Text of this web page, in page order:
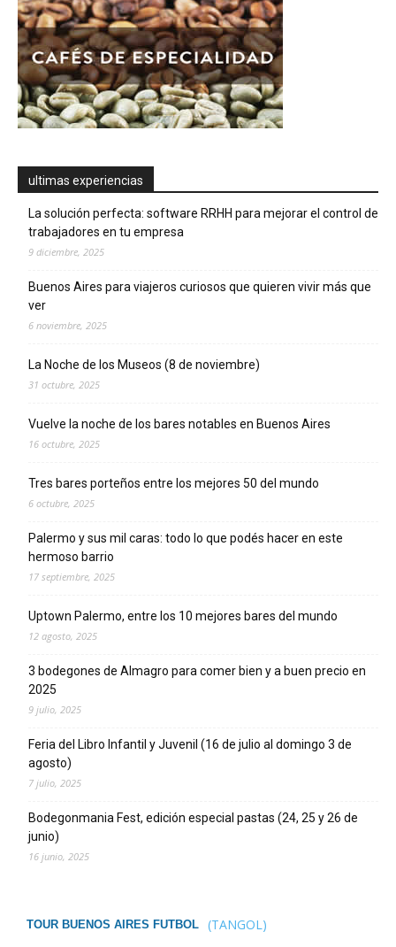
ultimas experiencias
La solución perfecta: software RRHH para mejorar el control de
trabajadores en tu empresa
9 diciembre, 2025
Buenos Aires para viajeros curiosos que quieren vivir más que
ver
6 noviembre, 2025
La Noche de los Museos (8 de noviembre)
31 octubre, 2025
Vuelve la noche de los bares notables en Buenos Aires
16 octubre, 2025
Tres bares porteños entre los mejores 50 del mundo
6 octubre, 2025
Palermo y sus mil caras: todo lo que podés hacer en este
hermoso barrio
17 septiembre, 2025
Uptown Palermo, entre los 10 mejores bares del mundo
12 agosto, 2025
3 bodegones de Almagro para comer bien y a buen precio en
2025
9 julio, 2025
Feria del Libro Infantil y Juvenil (16 de julio al domingo 3 de
agosto)
7 julio, 2025
Bodegonmania Fest, edición especial pastas (24, 25 y 26 de
junio)
16 junio, 2025
TOUR BUENOS AIRES FUTBOL (TANGOL)